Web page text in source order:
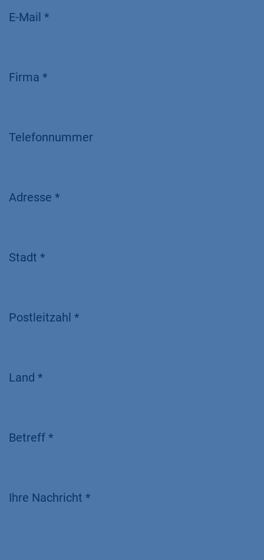
E-Mail *
Firma *
Telefonnummer
Adresse *
Stadt *
Postleitzahl *
Land *
Betreff *
Ihre Nachricht *